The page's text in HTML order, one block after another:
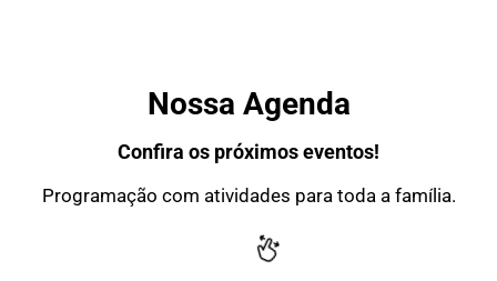
Nossa Agenda
Confira os próximos eventos!
Programação com atividades para toda a família.